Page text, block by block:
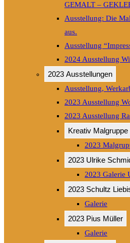
GEMALT –
Ausstellung: Die
aus.
Ausstellung
2024 Ausstellung
2023 Ausstellungen
Ausstellung,
2023 Ausstellung
2023 Ausstellung
Kreativ Malgruppe
2023
2023 Ulrike
2023 Galerie
2023 Schultz
Galerie
2023 Pius Müller
Galerie